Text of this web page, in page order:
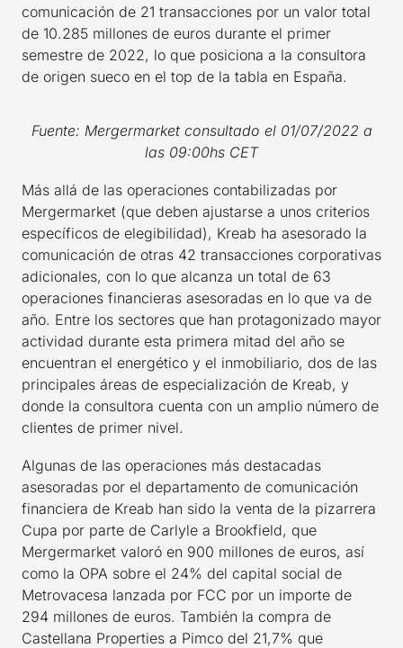
comunicación de 21 transacciones por un valor total
de 10.285 millones de euros durante el primer
semestre de 2022, lo que posiciona a la consultora
de origen sueco en el top de la tabla en España.
Fuente: Mergermarket consultado el 01/07/2022 a
las 09:00hs CET
Más allá de las operaciones contabilizadas por
Mergermarket (que deben ajustarse a unos criterios
específicos de elegibilidad), Kreab ha asesorado la
comunicación de otras 42 transacciones corporativas
adicionales, con lo que alcanza un total de 63
operaciones financieras asesoradas en lo que va de
año. Entre los sectores que han protagonizado mayor
actividad durante esta primera mitad del año se
encuentran el energético y el inmobiliario, dos de las
principales áreas de especialización de Kreab, y
donde la consultora cuenta con un amplio número de
clientes de primer nivel.
Algunas de las operaciones más destacadas
asesoradas por el departamento de comunicación
financiera de Kreab han sido la venta de la pizarrera
Cupa por parte de Carlyle a Brookfield, que
Mergermarket valoró en 900 millones de euros, así
como la OPA sobre el 24% del capital social de
Metrovacesa lanzada por FCC por un importe de
294 millones de euros. También la compra de
Castellana Properties a Pimco del 21,7% que